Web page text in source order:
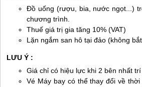
Đồ uống (rượu, bia, nước ngọt...)
chương trình.
Thuế giá trị gia tăng 10% (VAT)
Lặn ngắm san hô tại đảo (không
LƯU Ý :
Giá chỉ có hiệu lực khi 2 bên nhất trí
Vé Máy bay có thể thay đổi về